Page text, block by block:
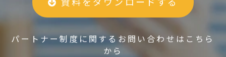
パートナー制度に関するお問い合わせはこちら
から